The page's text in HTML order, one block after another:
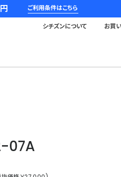
ご利用条件はこちら
シチズンについて お買
07A